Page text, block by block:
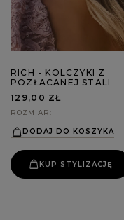
RICH - KOLCZYKI Z
POZŁACANEJ STALI
129,00 ZŁ
ROZMIAR
DODAJ DO KOSZYKA
KUP STYLIZACJĘ